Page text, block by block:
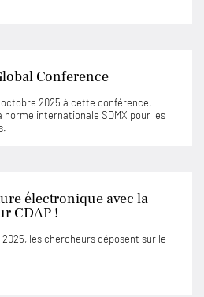
Conference
octobre 2025 à cette conférence,
internationale SDMX pour les
électronique avec la
CDAP !
les chercheurs déposent sur le